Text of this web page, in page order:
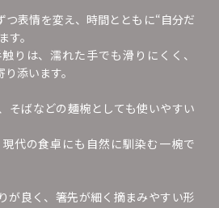
つ表情を変え、時間とともに“自分だ
す。
りは、濡れた手でも滑りにくく、
添います。
そばなどの麺椀としても使いやすい
代の食卓にも自然に馴染む一椀で
が良く、箸先が細く摘まみやすい形